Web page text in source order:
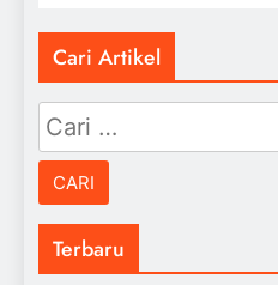
Cari Artikel
Cari
untuk:
Terbaru